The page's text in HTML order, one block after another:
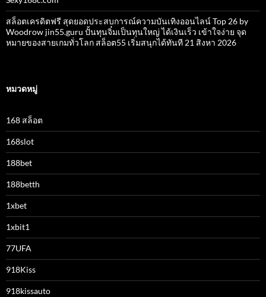
สล็อตเครดิตฟรี สุดยอดประสบการณ์ความบันเทิงออนไลน์ Top 26 by
Woodrow jin55.guru ปั้นทุนจิ๋มเป็นทุนใหญ่ ได้เงินเร็ว เข้าใจง่าย จุด
หมายของสายเกมทั่วโลก สล็อต55 เริ่มสนุกได้ทันที 21 สิงหา 2026
หมวดหมู่
168 สล็อต
168slot
188bet
188betth
1xbet
1xbit1
77UFA
918Kiss
918kissauto